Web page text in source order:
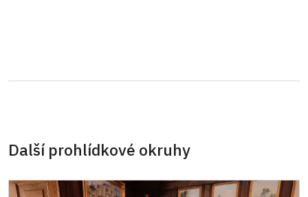
Celoroční volné vstupenky vydané NPÚ
Jednorázové vstupenky vydané NPÚ
zdarma
Další prohlídkové okruhy